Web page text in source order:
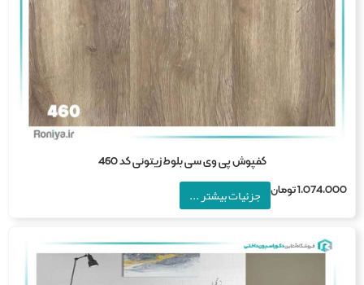
کفپوش پی وی سی بلوط زیتونی کد 460
تومان جزئیات بیشتر ...